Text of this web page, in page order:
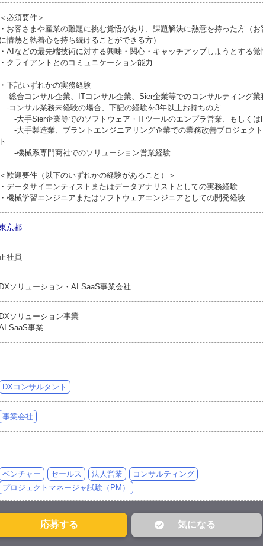
＜必須要件＞
・お客さまや産業の難題に挑む覚悟があり、課題解決に熱意を持った方（
に情熱と執着心を持ち続けることができる方）
・AIなどの最先端技術に対する興味・関心・キャッチアップしようとする覚
・クライアントとのコミュニケーション能力
・下記いずれかの実務経験
-総合コンサル企業、ITコンサル企業、Sier企業等でのコンサルティング業
-コンサル業務未経験の場合、下記の経験を3年以上お持ちの方
-大手Sier企業等でのソフトウェア・ITツールのエンプラ営業、もしくは
-大手製造業、プラントエンジニアリング企業での業務改善プロジェク
ト
-機械系専門商社でのソリューション営業経験
＜歓迎要件（以下のいずれかの経験があること）＞
・データサイエンティストまたはデータアナリストとしての実務経験
・機械学習エンジニアまたはソフトウェアエンジニアとしての開発経験
京都
社員
DXソリューション・AI SaaS事業会社
DXソリューション事業
SaaS事業
DXコンサルタント
事業会社
ベンチャー セールス 法人営業
コンサルティング
プロジェクトマネージャ試験（PM）